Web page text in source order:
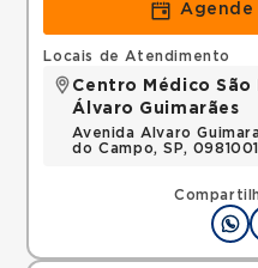
Agende
Locais de Atendimento
Centro Médico
Álvaro Guimarães
Avenida Alvaro
do Campo, SP,